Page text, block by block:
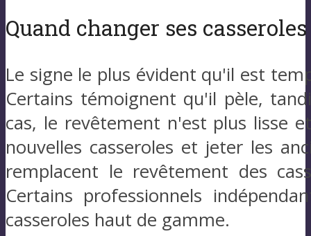
Quand changer ses casseroles
Le signe le plus évident qu'il est
Certains témoignent qu'il pèle,
cas, le revêtement n'est plus lisse
nouvelles casseroles et jeter les
remplacent le revêtement des
Certains professionnels
casseroles haut de gamme.